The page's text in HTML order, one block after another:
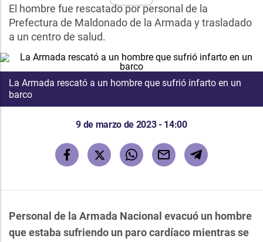
El hombre fue rescatado por personal de la
Prefectura de Maldonado de la Armada y trasladado
a un centro de salud.
La Armada rescató a un hombre que sufrió infarto en un
barco
9 de marzo de 2023 - 14:00
Personal de la Armada Nacional evacuó un hombre
que estaba sufriendo un paro cardíaco mientras se